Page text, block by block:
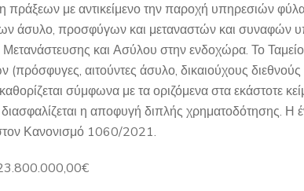
με αντικείμενο την παροχή υπηρεσιών
άσυλο, προσφύγων και μεταναστών και συναφών
και Ασύλου στην ενδοχώρα. Το
αιτούντες άσυλο, δικαιούχους
σύμφωνα με τα οριζόμενα στα εκάστοτε
η αποφυγή διπλής χρηματοδότησης.
Κανονισμό 1060/2021.